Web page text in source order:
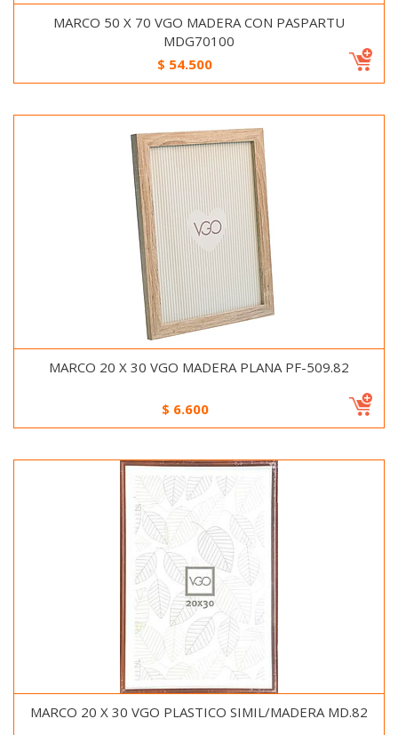
MARCO 50 X 70 VGO MADERA CON PASPARTU
MDG70100
$ 54.500
MARCO 20 X 30 VGO MADERA PLANA PF-509.82
$ 6.600
MARCO 20 X 30 VGO PLASTICO SIMIL/MADERA MD.82